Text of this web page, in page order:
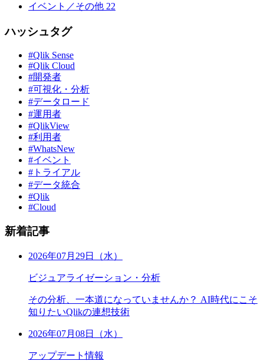
イベント／その他 22
ハッシュタグ
#Qlik Sense
#Qlik Cloud
#開発者
#可視化・分析
#データロード
#運用者
#QlikView
#利用者
#WhatsNew
#イベント
#トライアル
#データ統合
#Qlik
#Cloud
新着記事
2026年07月29日（水）
ビジュアライゼーション・分析
その分析、一本道になっていませんか？ AI時代にこそ
知りたいQlikの連想技術
2026年07月08日（水）
アップデート情報